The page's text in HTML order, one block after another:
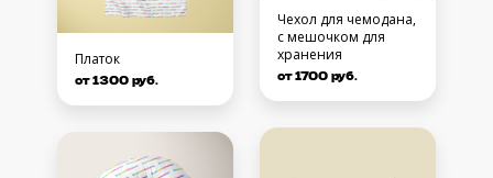
Платок
от 1300 руб.
Чехол для чемодана,
с мешочком для
хранения
от 1700 руб.